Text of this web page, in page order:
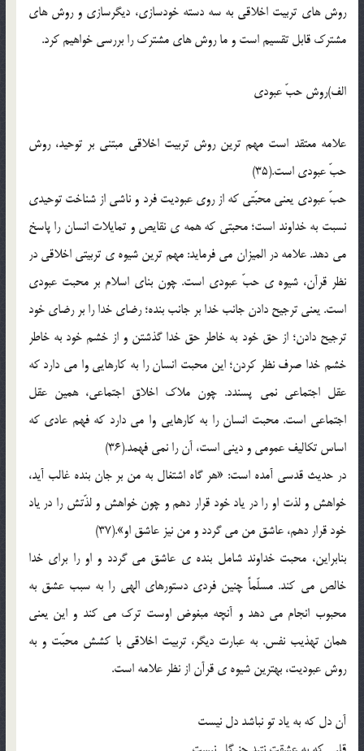
روش های تربیت اخلاقی به سه دسته خودسازی، دیگرسازی و روش های
مشترک قابل تقسیم است و ما روش های مشترک را بررسی خواهیم کرد.
الف)روش حبّ عبودی
علامه معتقد است مهم ترین روش تربیت اخلاقی مبتنی بر توحید، روش
حبّ عبودی است.(35)
حبّ عبودی یعنی محبّتی که از روی عبودیت فرد و ناشی از شناخت توحیدی
نسبت به خداوند است؛ محبتی که همه ی نقایص و تمایلات انسان را پاسخ
می دهد. علامه در المیزان می فرماید: مهم ترین شیوه ی تربیتی اخلاقی در
نظر قرآن، شیوه ی حبّ عبودی است. چون بنای اسلام بر محبت عبودی
است. یعنی ترجیح دادن جانب خدا بر جانب بنده؛ رضای خدا را بر رضای خود
ترجیح دادن؛ از حق خود به خاطر حق خدا گذشتن و از خشم خود به خاطر
خشم خدا صرف نظر کردن؛ این محبت انسان را به کارهایی وا می دارد که
عقل اجتماعی نمی پسندد. چون ملاک اخلاق اجتماعی، همین عقل
اجتماعی است. محبت انسان را به کارهایی وا می دارد که فهم عادی که
اساس تکالیف عمومی و دینی است، آن را نمی فهمد.(36)
در حدیث قدسی آمده است: «هر گاه اشتغال به من بر جان بنده غالب آید،
خواهش و لذت او را در یاد خود قرار دهم و چون خواهش و لذّتش را در یاد
خود قرار دهم، عاشق من می گردد و من نیز عاشق او».(37)
بنابراین، محبت خداوند شامل بنده ی عاشق می گردد و او را برای خدا
خالص می کند. مسلّماً چنین فردی دستورهای الهی را به سبب عشق به
محبوب انجام می دهد و آنچه مبغوض اوست ترک می کند و این یعنی
همان تهذیب نفس. به عبارت دیگر، تربیت اخلاقی با کشش محبّت و به
روش عبودیت، بهترین شیوه ی قرآن از نظر علامه است.
آن دل که به یاد تو نباشد دل نیست